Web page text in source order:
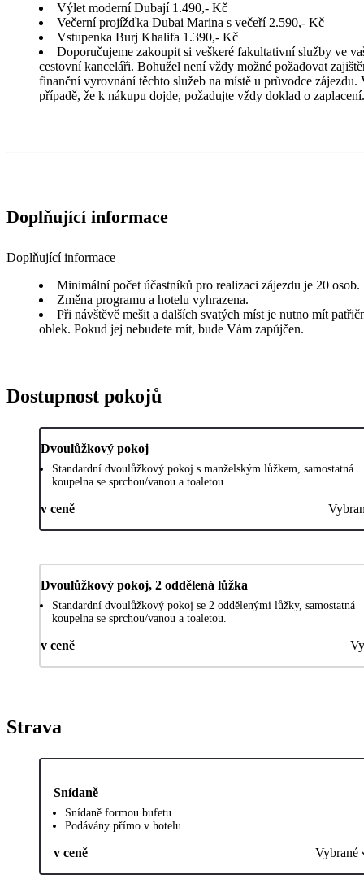
Výlet moderní Dubají 1.490,- Kč
Večerní projížďka Dubai Marina s večeří 2.590,- Kč
Vstupenka Burj Khalifa 1.390,- Kč
Doporučujeme zakoupit si veškeré fakultativní služby ve
cestovní kanceláři. Bohužel není vždy možné požadovat
finanční vyrovnání těchto služeb na místě u průvodce zájezdu.
případě, že k nákupu dojde, požadujte vždy doklad o zaplacení.
Doplňující informace
Doplňující informace
Minimální počet účastníků pro realizaci zájezdu je 20 osob.
Změna programu a hotelu vyhrazena.
Při návštěvě mešit a dalších svatých míst je nutno mít
oblek. Pokud jej nebudete mít, bude Vám zapůjčen.
Dostupnost pokojů
Dvoulůžkový pokoj
Standardní dvoulůžkový pokoj s manželským lůžkem, samostatná
koupelna se sprchou/vanou a toaletou.
v ceně
Dvoulůžkový pokoj, 2 oddělená lůžka
Standardní dvoulůžkový pokoj se 2 oddělenými lůžky, samostatná
koupelna se sprchou/vanou a toaletou.
v ceně
Strava
Snídaně
Snídaně formou bufetu.
Podávány přímo v hotelu.
v ceně Vybrané